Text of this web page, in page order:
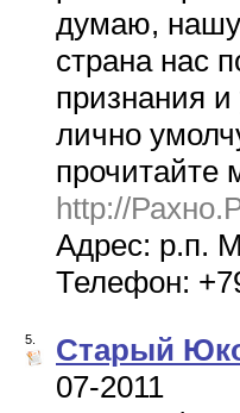
думаю, нашу
страна нас
признания
лично
http://
Адрес: р.п.
Телефон:
5. Старый
07-2011